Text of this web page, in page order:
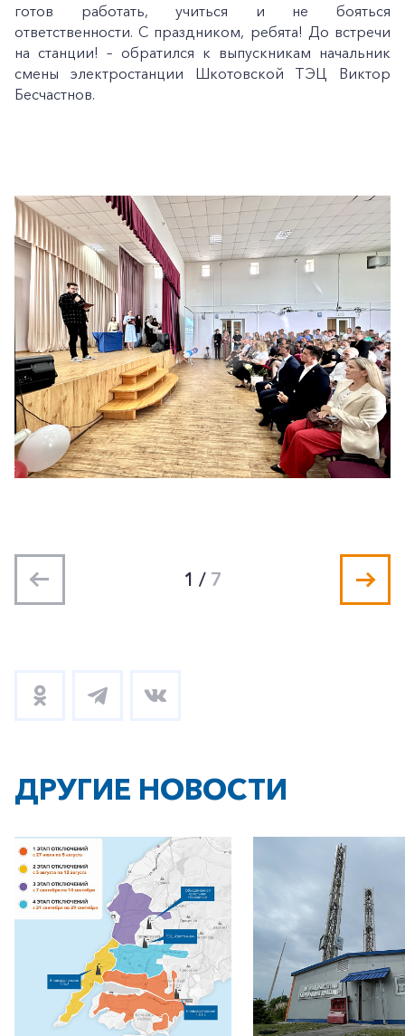
готов работать, учиться и не бояться
ответственности. С праздником, ребята! До встречи
на станции! – обратился к выпускникам начальник
смены электростанции Шкотовской ТЭЦ Виктор
Бесчастнов.
1 / 7
ДРУГИЕ НОВОСТИ